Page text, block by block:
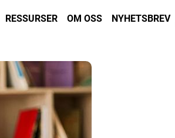
RESSURSER OM OSS NYHETSBREV